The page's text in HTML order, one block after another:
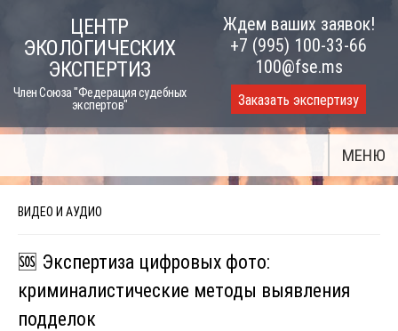
content
ЦЕНТР
ЭКОЛОГИЧЕСКИХ
ЭКСПЕРТИЗ
Член Союза "Федерация судебных
экспертов"
Ждем ваших заявок!
+7 (995) 100-33-66
100@fse.ms
Заказать экспертизу
МЕНЮ
ВИДЕО И АУДИО
🆘 Экспертиза цифровых фото:
криминалистические методы выявления
подделок